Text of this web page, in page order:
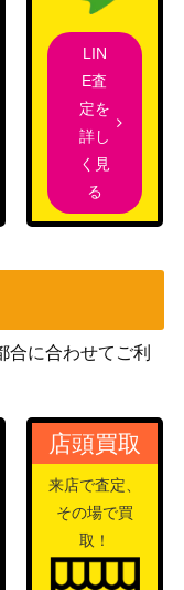
LIN
E査
定を
詳し
く見
る
合に合わせてご利
店頭買取
来店で査定、
その場で買
取！